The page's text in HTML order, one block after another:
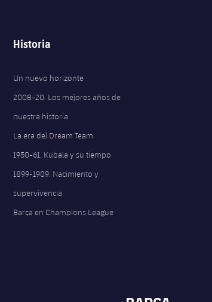
Historia
Un nuevo horizonte
2008-20. Los mejores años de
nuestra historia
La era del Dream Team
1950-61. Kubala y su tiempo
1899-1909. Nacimiento y
supervivencia
Barça en Champions League